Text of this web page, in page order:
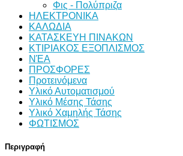
Φις - Πολύπριζα
ΗΛΕΚΤΡΟΝΙΚΑ
ΚΑΛΩΔΙΑ
ΚΑΤΑΣΚΕΥΗ ΠΙΝΑΚΩΝ
ΚΤΙΡΙΑΚΟΣ ΕΞΟΠΛΙΣΜΟΣ
ΝΈΑ
ΠΡΟΣΦΟΡΕΣ
Προτεινόμενα
Υλικό Αυτοματισμού
Υλικό Μέσης Τάσης
Υλικό Χαμηλής Τάσης
ΦΩΤΙΣΜΟΣ
Περιγραφή